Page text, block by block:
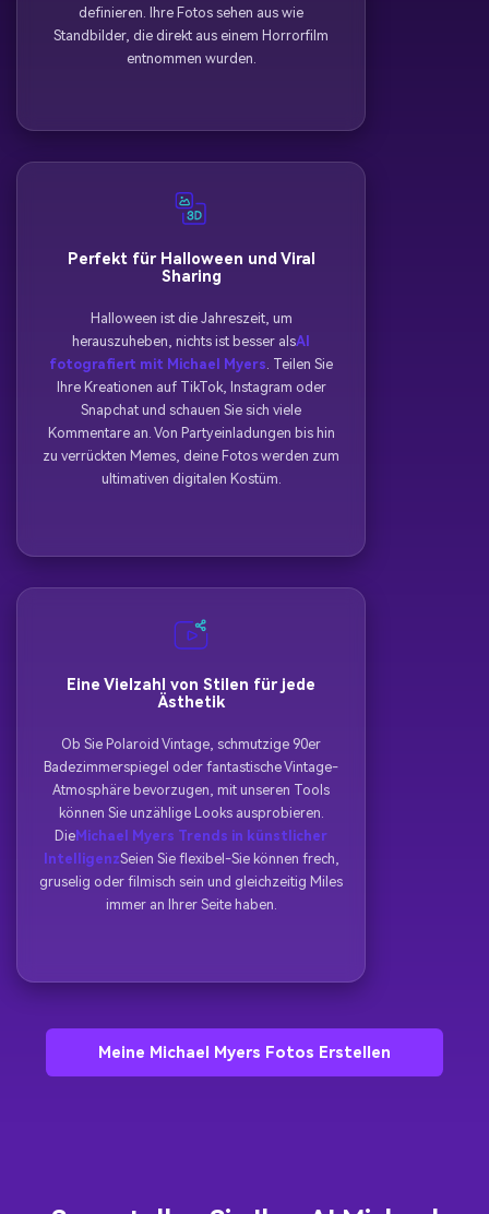
definieren. Ihre Fotos sehen aus wie
Standbilder, die direkt aus einem Horrorfilm
entnommen wurden.
Perfekt für Halloween und Viral
Sharing
Halloween ist die Jahreszeit, um
herauszuheben, nichts ist besser alsAI
fotografiert mit Michael Myers. Teilen Sie
Ihre Kreationen auf TikTok, Instagram oder
Snapchat und schauen Sie sich viele
Kommentare an. Von Partyeinladungen bis hin
zu verrückten Memes, deine Fotos werden zum
ultimativen digitalen Kostüm.
Eine Vielzahl von Stilen für jede
Ästhetik
Ob Sie Polaroid Vintage, schmutzige 90er
Badezimmerspiegel oder fantastische Vintage-
Atmosphäre bevorzugen, mit unseren Tools
können Sie unzählige Looks ausprobieren.
Die Michael Myers Trends in künstlicher
IntelligenzSeien Sie flexibel-Sie können frech,
gruselig oder filmisch sein und gleichzeitig Miles
immer an Ihrer Seite haben.
Meine Michael Myers Fotos Erstellen